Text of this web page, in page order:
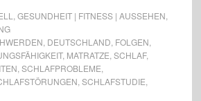
GESUNDHEIT | FITNESS | AUSSEHEN
DEUTSCHLAND FOLGEN
, MATRATZE SCHLAF,
SCHLAFPROBLEME
SCHLAFSTUDIE